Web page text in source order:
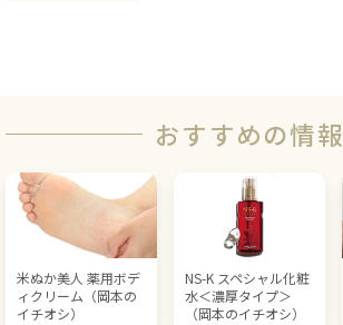
おすすめの情報
米ぬか美人 薬用ボデ
ィクリーム（岡本の
イチオシ）
NS-K スペシャル化粧
水＜濃厚タイプ＞
（岡本のイチオシ）